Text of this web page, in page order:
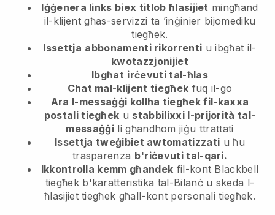
Iġġenera links biex titlob ħlasijiet mingħand
il-klijentgħas-servizzi ta ’inġinier bijomediku
tiegħek.
Issettja abbonamenti rikorrenti u ibgħat il-
kwotazzjonijiet
Ibgħat irċevuti tal-ħlas
Chat mal-klijent tiegħek fuq il-go
Ara l-messaġġi kollha tiegħek fil-kaxxa
postali tiegħek u stabbilixxi l-prijorità tal-
messaġġili għandhom jiġu ttrattati
Issettja tweġibiet awtomatizzati u ħu
trasparenza b'riċevuti tal-qari.
Ikkontrolla kemm għandek fil-kont Blackbell
tiegħek b'karatteristika tal-Bilanċ u skeda l-
ħlasijiet tiegħek għall-kont personali tiegħek.